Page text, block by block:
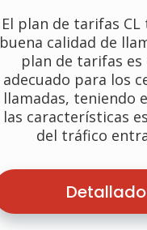
El plan de tarifas CL
buena calidad de
plan de tarifas es
adecuado para los
llamadas, teniendo
las características
del tráfico
Detallado